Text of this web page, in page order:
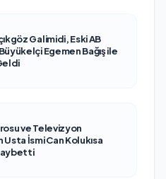
Galimidi, Eski AB
Egemen Bağış ile
ve Televizyon
Usta İsmi Can Kolukısa